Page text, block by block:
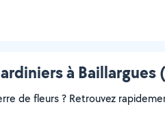
à
de fleurs ? Retrouvez